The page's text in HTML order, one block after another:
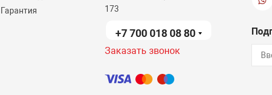
Гарантия
173
+7 700 018 08 80
Заказать звонок